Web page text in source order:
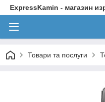
ExpressKamin - магазин
Товари та послуги